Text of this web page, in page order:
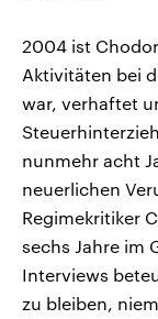
2004 ist
Aktivitäten bei
war, verhaftet
nunmehr acht
neuerlichen
Regimekritiker
sechs Jahre im
Interviews
zu bleiben,